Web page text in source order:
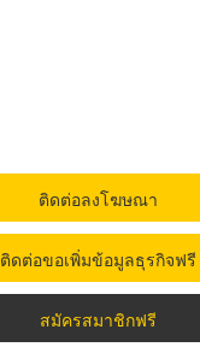
ติดต่อลงโฆษณา
ติดต่อขอเพิ่มข้อมูลธุรกิจฟรี
สมัครสมาชิกฟรี